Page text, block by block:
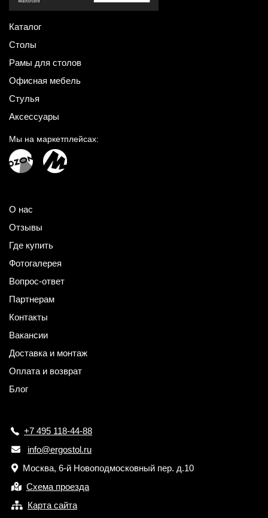
Каталог
Столы
Рамы для столов
Офисная мебель
Стулья
Аксессуары
Мы на маркетплейсах:
О нас
Отзывы
Где купить
Фотогалерея
Вопрос-ответ
Партнерам
Контакты
Вакансии
Доставка и монтаж
Оплата и возврат
Блог
+7 495 118-44-88
info@ergostol.ru
Москва, 6-й Новоподмосковный пер. д.10
Схема проезда
Карта сайта